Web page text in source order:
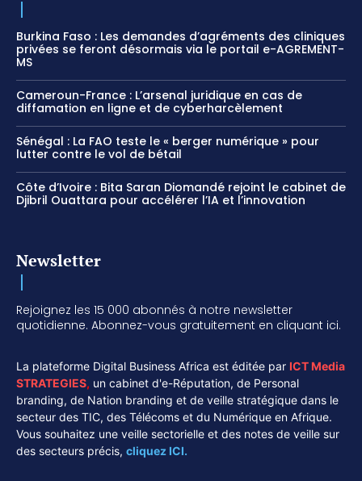
Burkina Faso : Les demandes d’agréments des cliniques
privées se feront désormais via le portail e-AGREMENT-
MS
Cameroun-France : L’arsenal juridique en cas de
diffamation en ligne et de cyberharcèlement
Sénégal : La FAO teste le « berger numérique » pour
lutter contre le vol de bétail
Côte d’Ivoire : Bita Saran Diomandé rejoint le cabinet de
Djibril Ouattara pour accélérer l’IA et l’innovation
Newsletter
Rejoignez les 15 000 abonnés à notre newsletter
quotidienne. Abonnez-vous gratuitement en cliquant ici.
La plateforme Digital Business Africa est éditée par ICT Media
STRATEGIES, un cabinet d'e-Réputation, de Personal
branding, de Nation branding et de veille stratégique dans le
secteur des TIC, des Télécoms et du Numérique en Afrique.
Vous souhaitez une veille sectorielle et des notes de veille sur
des secteurs précis, cliquez ICI.